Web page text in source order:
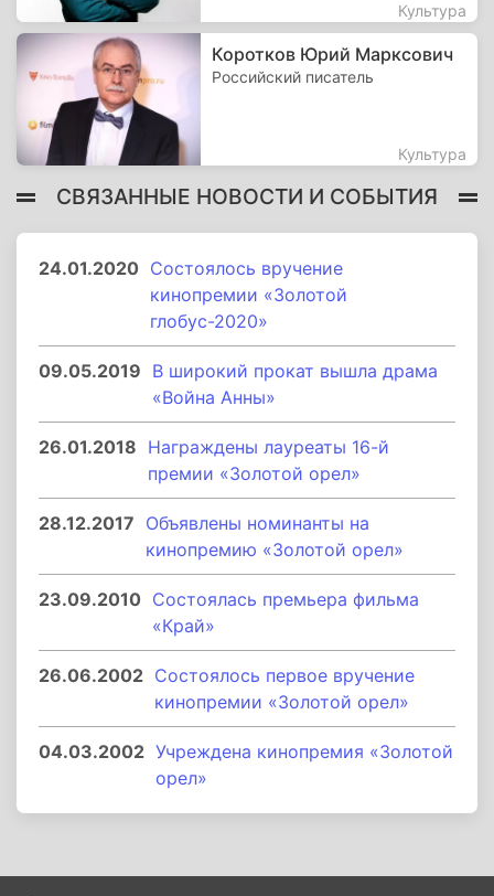
Культура
Коротков Юрий Марксович
Российский писатель
Культура
СВЯЗАННЫЕ НОВОСТИ И СОБЫТИЯ
24.01.2020 Состоялось вручение
кинопремии «Золотой
глобус-2020»
09.05.2019 В широкий прокат вышла драма
«Война Анны»
26.01.2018 Награждены лауреаты 16-й
премии «Золотой орел»
28.12.2017 Объявлены номинанты на
кинопремию «Золотой орел»
23.09.2010 Состоялась премьера фильма
«Край»
26.06.2002 Состоялось первое вручение
кинопремии «Золотой орел»
04.03.2002 Учреждена кинопремия «Золотой
орел»